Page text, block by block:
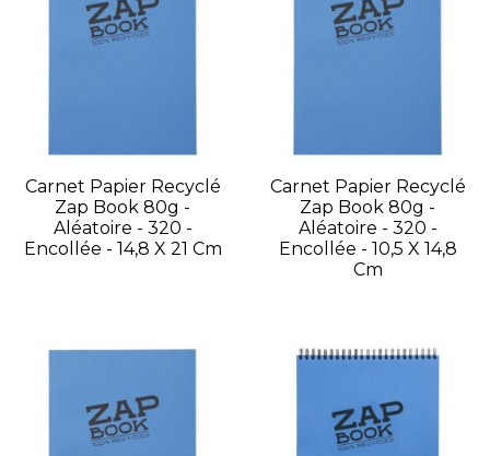
Carnet Papier Recyclé
Zap Book 80g -
Aléatoire - 320 -
Encollée - 14,8 X 21 Cm
Carnet Papier Recyclé
Zap Book 80g -
Aléatoire - 320 -
Encollée - 10,5 X 14,8
Cm